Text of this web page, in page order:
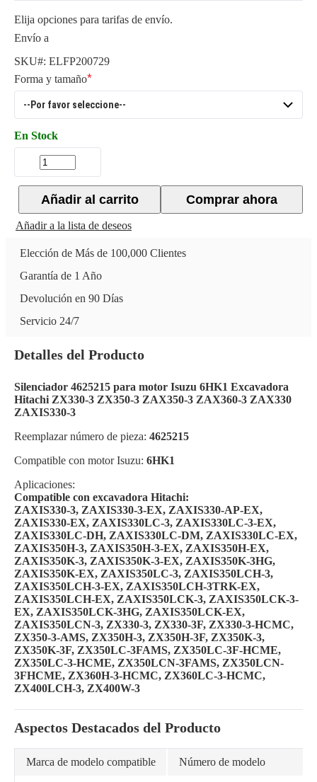
Elija opciones para tarifas de envío.
Envío a
SKU#: ELFP200729
Forma y tamaño
En Stock
Comprar ahora
Añadir al carrito
Añadir a la lista de deseos
Elección de Más de 100,000 Clientes
Garantía de 1 Año
Devolución en 90 Días
Servicio 24/7
Detalles del Producto
Silenciador 4625215 para motor Isuzu 6HK1 Excavadora
Hitachi ZX330-3 ZX350-3 ZAX350-3 ZAX360-3 ZAX330
ZAXIS330-3
Reemplazar número de pieza: 4625215
Compatible con motor Isuzu: 6HK1
Aplicaciones:
Compatible con excavadora Hitachi:
ZAXIS330-3, ZAXIS330-3-EX, ZAXIS330-AP-EX,
ZAXIS330-EX, ZAXIS330LC-3, ZAXIS330LC-3-EX,
ZAXIS330LC-DH, ZAXIS330LC-DM, ZAXIS330LC-EX,
ZAXIS350H-3, ZAXIS350H-3-EX, ZAXIS350H-EX,
ZAXIS350K-3, ZAXIS350K-3-EX, ZAXIS350K-3HG,
ZAXIS350K-EX, ZAXIS350LC-3, ZAXIS350LCH-3,
ZAXIS350LCH-3-EX, ZAXIS350LCH-3TRK-EX,
ZAXIS350LCH-EX, ZAXIS350LCK-3, ZAXIS350LCK-3-
EX, ZAXIS350LCK-3HG, ZAXIS350LCK-EX,
ZAXIS350LCN-3, ZX330-3, ZX330-3F, ZX330-3-HCMC,
ZX350-3-AMS, ZX350H-3, ZX350H-3F, ZX350K-3,
ZX350K-3F, ZX350LC-3FAMS, ZX350LC-3F-HCME,
ZX350LC-3-HCME, ZX350LCN-3FAMS, ZX350LCN-
3FHCME, ZX360H-3-HCMC, ZX360LC-3-HCMC,
ZX400LCH-3, ZX400W-3
Aspectos Destacados del Producto
Marca de modelo compatible Número de modelo